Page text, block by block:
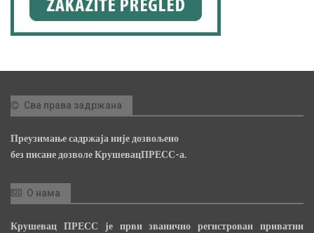
Сва права задржана
Преузимање садржаја није дозвољено
без писане дозволе КрушевацПРЕСС-а.
О нама
Крушевац ПРЕСС је први званично регистрован приватни